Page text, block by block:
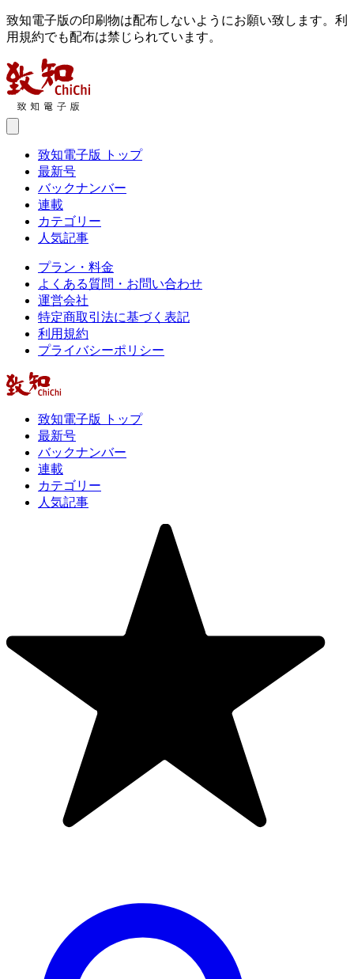
致知電子版の印刷物は配布しないようにお願い致します。利
用規約でも配布は禁じられています。
致知電子版 トップ
最新号
バックナンバー
連載
カテゴリー
人気記事
プラン・料金
よくある質問・お問い合わせ
運営会社
特定商取引法に基づく表記
利用規約
プライバシーポリシー
致知電子版 トップ
最新号
バックナンバー
連載
カテゴリー
人気記事